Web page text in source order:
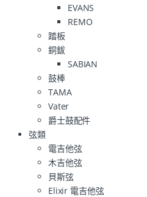
EVANS
REMO
踏板
銅鈸
SABIAN
鼓棒
TAMA
Vater
爵士鼓配件
弦類
電吉他弦
木吉他弦
貝斯弦
Elixir 電吉他弦